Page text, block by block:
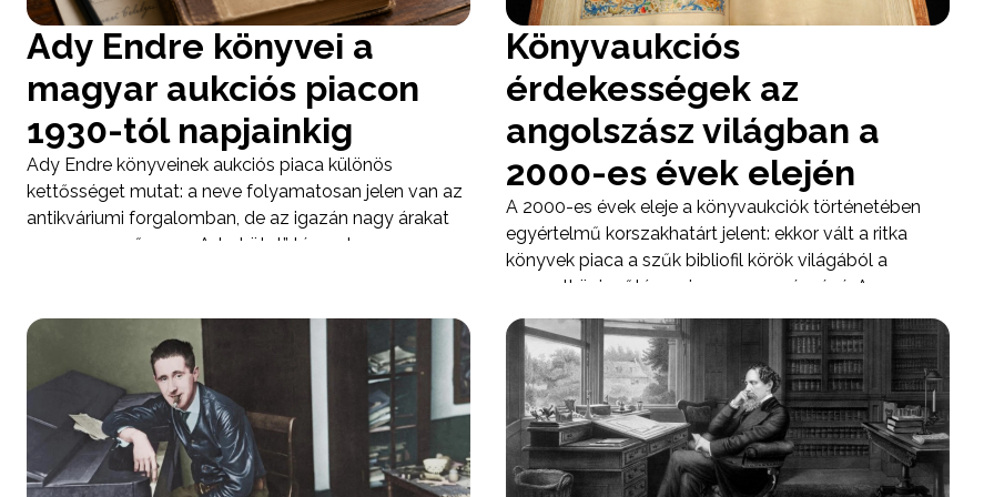
vagy egy dedikált, kéziratos relikvia között.
Ady Endre könyvei a
magyar aukciós piacon
1930-tól napjainkig
Ady Endre könyveinek aukciós piaca különös
kettősséget mutat: a neve folyamatosan jelen van az
antikváriumi forgalomban, de az igazán nagy árakat
nem egyszerűen az „Ady-kötet” ténye, hanem a
téma pontos tárgyalásánál rögtön hozzá kell tenni,
hogy 1930-tól napjainkig nem áll rendelkezésre
egyetlen, teljes, minden árverést lefedő nyilvános
adatbázis; a legbiztosabb korai támpontot az
Országos Széchényi Könyvtár 1939-ben kiadott
gyűjtői kézikönyve adja, amely az 1888–1938 között
elért antikváriumi és aukciós árakat rendszerezte, a
Könyvaukciós
érdekességek az
angolszász világban a
2000-es évek elején
A 2000-es évek eleje a könyvaukciók történetében
egyértelmű korszakhatárt jelent: ekkor vált a ritka
könyvek piaca a szűk bibliofil körök világából a
nemzetközi műtárgypiac szerves részévé. Az
angolszász aukciósházak, mindenekelőtt a Christie’s
és a Sotheby’s, ebben az időszakban olyan árakat
értek el könyvekkel és kéziratokkal, amelyek korábban
elképzelhetetlenek voltak, és ezzel új befektetői
réteget is bevonzottak.